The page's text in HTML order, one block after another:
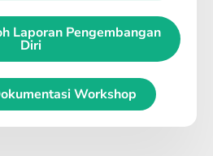
Laporan Pengembangan
Diri
Workshop